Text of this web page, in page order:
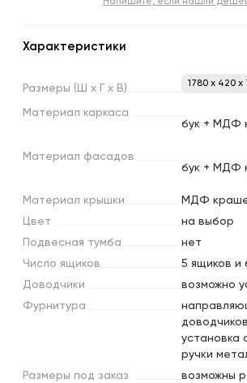
Напишите, если нашли
Характеристики
Размеры (Ш х х В) 1780 x 420 x
Материал каркаса
бук + МДФ
Материал фасадов
бук + МДФ
Материал крышки
МДФ
Цвет
на выбор
Подвесная тумба
нет
Число ящиков
5 ящиков и
Доводчики
возможно
Фурнитура
установка
ручки
Размеры под заказ
возможны